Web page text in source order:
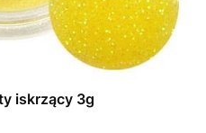
iskrzący 3g